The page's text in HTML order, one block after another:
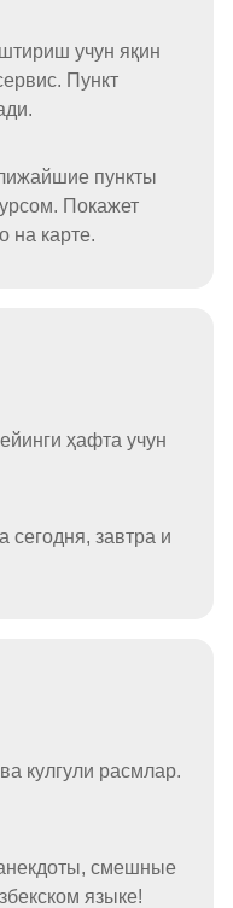
учун яқин
Пункт
пункты
Покажет
на карте.
ҳафта учун
завтра и
кулгули расмлар.
смешные
языке!